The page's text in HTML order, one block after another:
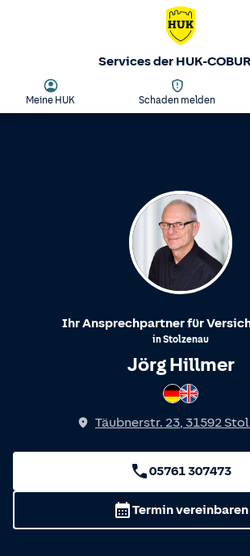
Services der HUK-
Meine HUK Schaden melden
Ihr Ansprechpartner für
inStolzenau
Jörg Hillmer
Spricht
Deutsch
Englisch
Täubnerstr. 23, 31592
05761 307473
Termin vereinbaren